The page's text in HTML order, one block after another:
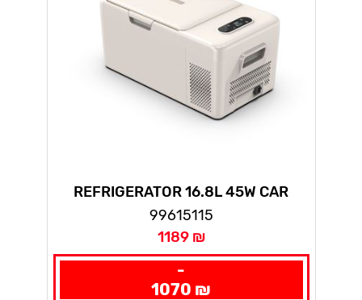
REFRIGERATOR 16.8L 45W CAR
12VDC/230VAC
99615115
1189 ₪
-
1070 ₪